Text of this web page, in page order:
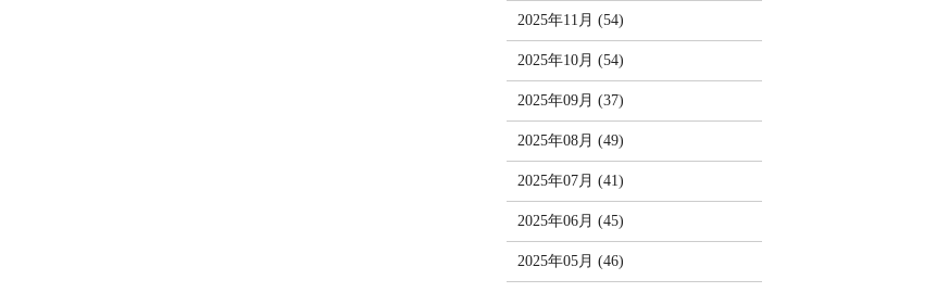
2025年11月 (54)
2025年10月 (54)
2025年09月 (37)
2025年08月 (49)
2025年07月 (41)
2025年06月 (45)
2025年05月 (46)